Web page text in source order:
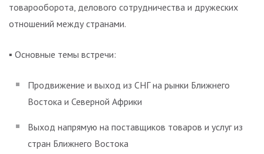
товарооборота, делового сотрудничества и дружеских
отношений между странами.
▪️ Основные темы встречи:
Продвижение и выход из СНГ на рынки Ближнего
Востока и Северной Африки
Выход напрямую на поставщиков товаров и услуг из
стран Ближнего Востока